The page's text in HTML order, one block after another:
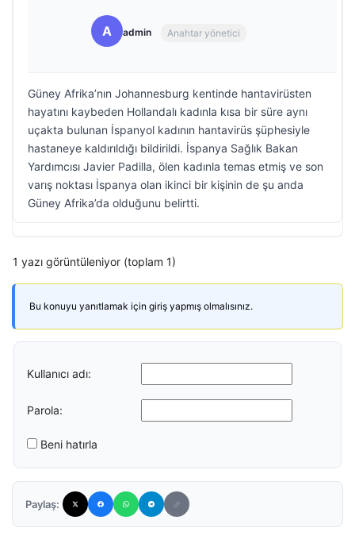
A admin Anahtar yönetici
Güney Afrika’nın Johannesburg kentinde hantavirüsten
hayatını kaybeden Hollandalı kadınla kısa bir süre aynı
uçakta bulunan İspanyol kadının hantavirüs şüphesiyle
hastaneye kaldırıldığı bildirildi. İspanya Sağlık Bakan
Yardımcısı Javier Padilla, ölen kadınla temas etmiş ve son
varış noktası İspanya olan ikinci bir kişinin de şu anda
Güney Afrika’da olduğunu belirtti.
1 yazı görüntüleniyor (toplam 1)
Bu konuyu yanıtlamak için giriş yapmış olmalısınız.
Kullanıcı adı:
Parola:
Beni hatırla
Paylaş: